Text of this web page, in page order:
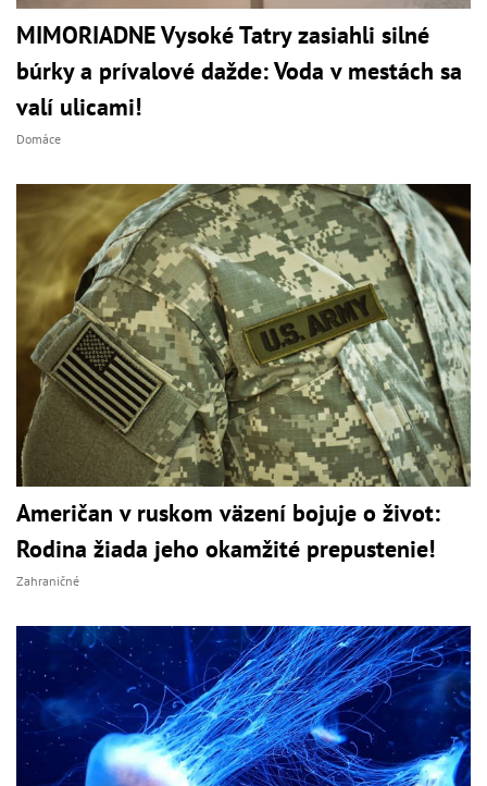
MIMORIADNE Vysoké Tatry zasiahli silné
búrky a prívalové dažde: Voda v mestách sa
valí ulicami!
Domáce
Američan v ruskom väzení bojuje o život:
Rodina žiada jeho okamžité prepustenie!
Zahraničné